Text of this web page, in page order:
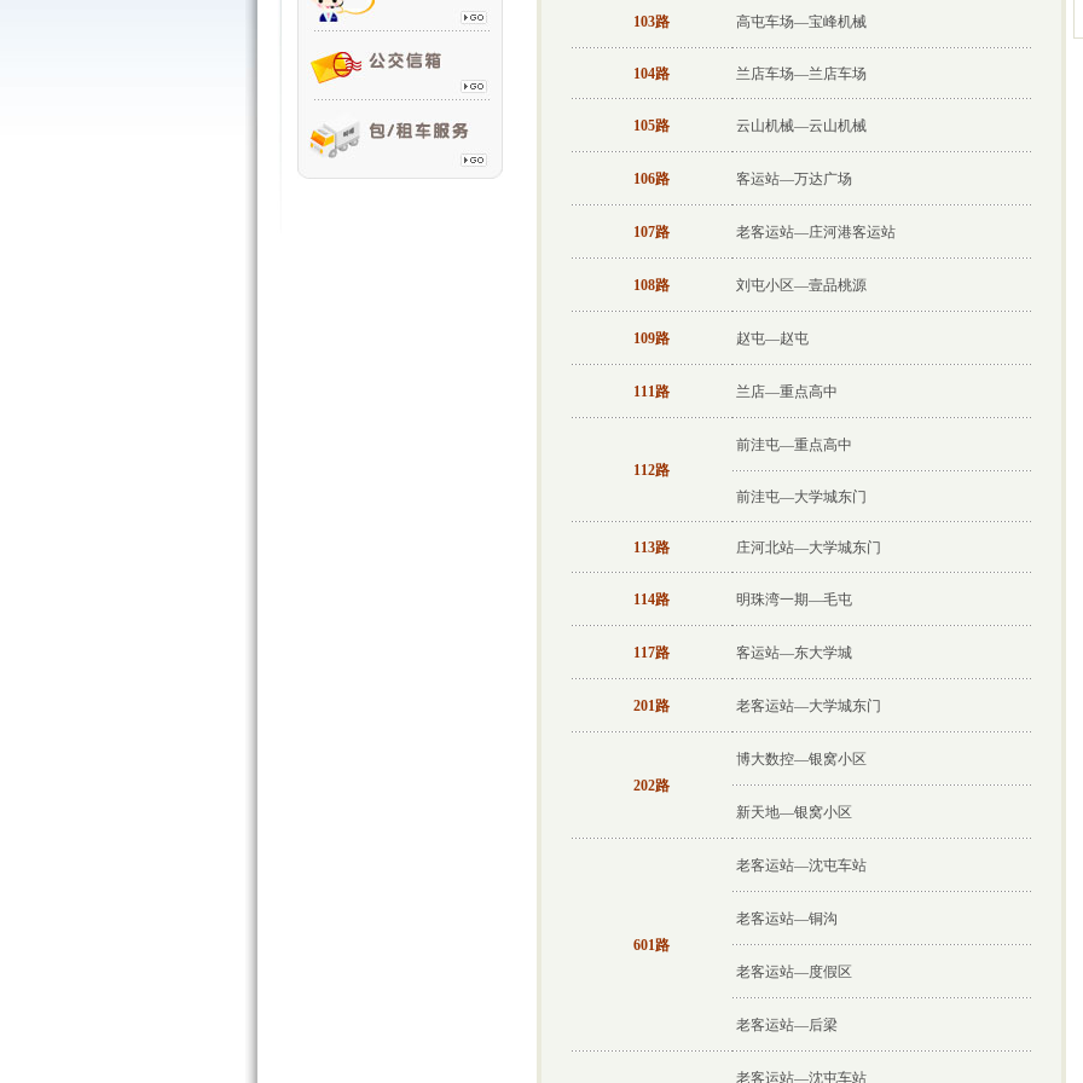
103路 高屯车场—宝峰机械
104路 兰店车场—兰店车场
105路 云山机械—云山机械
106路 客运站—万达广场
107路 老客运站—庄河港客运站
108路 刘屯小区—壹品桃源
109路 赵屯—赵屯
111路 兰店—重点高中
112路
前洼屯—重点高中
前洼屯—大学城东门
113路 庄河北站—大学城东门
114路 明珠湾一期—毛屯
117路 客运站—东大学城
201路 老客运站—大学城东门
202路
博大数控—银窝小区
新天地—银窝小区
601路
老客运站—沈屯车站
老客运站—铜沟
老客运站—度假区
老客运站—后梁
老客运站—沈屯车站